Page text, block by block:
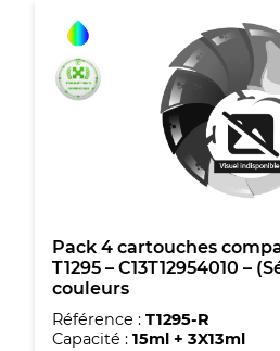
G&G
compatible
Epson
T1295
C13T12954010
4
couleurs
Pack 4 cartouches
T1295 – C13T12954010 –
couleurs
Référence : T1295-R
Capacité : 15ml + 3X13ml